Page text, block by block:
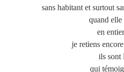
sans habitant et surtout
quand elle
en
je retiens
ils sont
qui